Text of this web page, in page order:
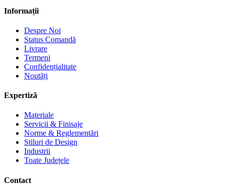
Informații
Despre Noi
Status Comandă
Livrare
Termeni
Confidențialitate
Noutăți
Expertiză
Materiale
Servicii & Finisaje
Norme & Reglementări
Stiluri de Design
Industrii
Toate Județele
Contact